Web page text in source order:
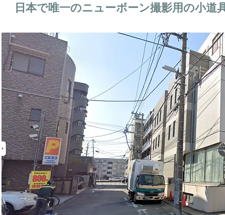
日本で唯一のニューボーン撮影用の小道